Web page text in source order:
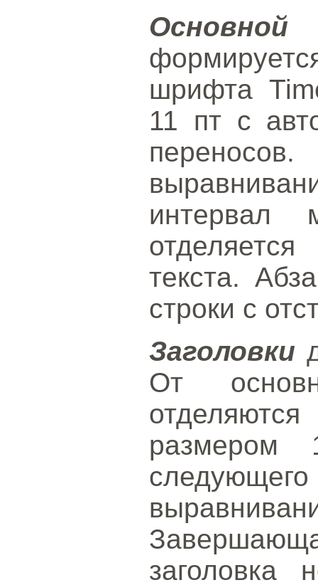
шрифта
11 пт с
текста.
строки с
Заголовки
От
заголовка